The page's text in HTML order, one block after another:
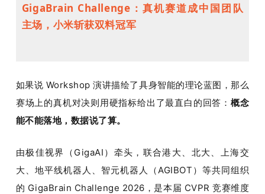
GigaBrain Challenge：真机赛道成中国团队
主场，小米斩获双料冠军
如果说 Workshop 演讲描绘了具身智能的理论蓝图，那么
赛场上的真机对决则用硬指标给出了最直白的回答： 概念
能不能落地，数据说了算。
由极佳视界（GigaAI）牵头，联合港大、北大、上海交
大、地平线机器人、智元机器人（AGIBOT）等共同组织
的 GigaBrain Challenge 2026，是本届 CVPR 竞赛维度